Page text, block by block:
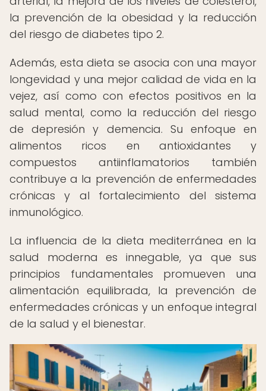
la prevención de la obesidad y la reducción
del riesgo de diabetes tipo 2.
Además, esta dieta se asocia con una mayor
longevidad y una mejor calidad de vida en la
vejez, así como con efectos positivos en la
salud mental, como la reducción del riesgo
de depresión y demencia. Su enfoque en
alimentos ricos en antioxidantes y
compuestos antiinflamatorios también
contribuye a la prevención de enfermedades
crónicas y al fortalecimiento del sistema
inmunológico.
La influencia de la dieta mediterránea en la
salud moderna es innegable, ya que sus
principios fundamentales promueven una
alimentación equilibrada, la prevención de
enfermedades crónicas y un enfoque integral
de la salud y el bienestar.